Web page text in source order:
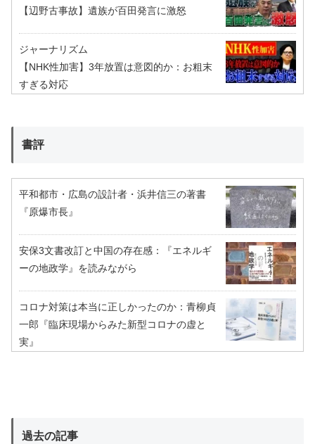
【辺野古事故】遺族が百田発言に激怒
ジャーナリズム
【NHK性加害】3年放置は意図的か：お粗末
すぎる対応
書評
平和都市・広島の設計者・浜井信三の著書
『原爆市長』
安保3文書改訂と中国の存在感：『エネルギ
ーの地政学』を読みながら
コロナ対策は本当に正しかったのか：青柳貞
一郎『臨床現場からみた新型コロナの虚と
実』
過去の記事